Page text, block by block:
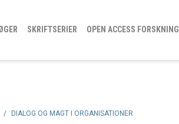
SKRIFTSERIER OPEN ACCESS FORSKNING
/ DIALOG OG MAGT I ORGANISATIONER